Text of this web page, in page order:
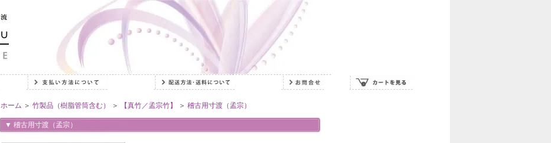
ホーム ＞ 竹製品（樹脂管筒含む） ＞ 【真竹／孟宗竹】 ＞ 稽古用寸渡（孟宗）
▼ 稽古用寸渡（孟宗）